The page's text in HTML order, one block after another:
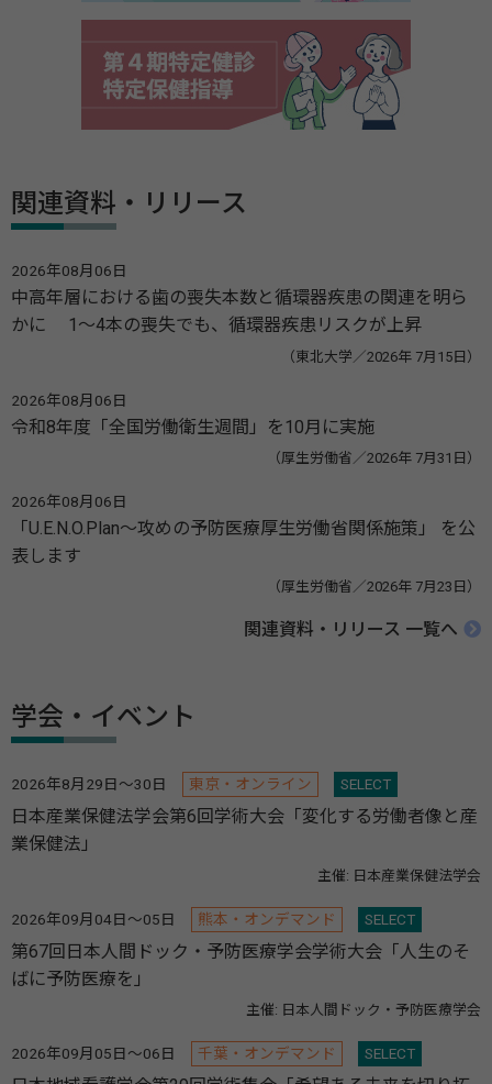
関連資料・リリース
2026年08月06日
中高年層における歯の喪失本数と循環器疾患の関連を明ら
かに 1～4本の喪失でも、循環器疾患リスクが上昇
（東北大学／2026年 7月15日）
2026年08月06日
令和8年度「全国労働衛生週間」を10月に実施
（厚生労働省／2026年 7月31日）
2026年08月06日
「U.E.N.O.Plan～攻めの予防医療厚生労働省関係施策」 を公
表します
（厚生労働省／2026年 7月23日）
関連資料・リリース 一覧へ
学会・イベント
2026年8月29日～30日 東京・オンライン SELECT
日本産業保健法学会第6回学術大会「変化する労働者像と産
業保健法」
主催: 日本産業保健法学会
2026年09月04日～05日 熊本・オンデマンド SELECT
第67回日本人間ドック・予防医療学会学術大会「人生のそ
ばに予防医療を」
主催: 日本人間ドック・予防医療学会
2026年09月05日～06日 千葉・オンデマンド SELECT